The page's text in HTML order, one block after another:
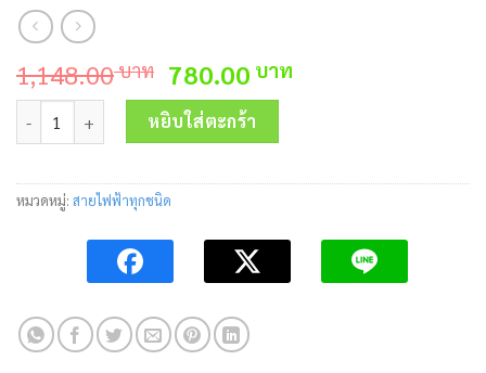
1,148.00บาท Original
price
was:
1,148.00 บาท.
780.00 บาท
จำนวน สายไฟ IEC01 THW 1x1.5 SQ.MM.YAZAKI ชิ้น
หยิบใส่ตะกร้า
หมวดหมู่: สายไฟฟ้าทุกชนิด